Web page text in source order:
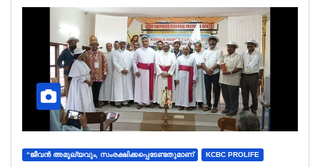
“ജീവന്‍ അമൂല്യവും, സംരക്ഷിക്കപ്പെടേണ്ടതുമാണ് KCBC PROLIFE